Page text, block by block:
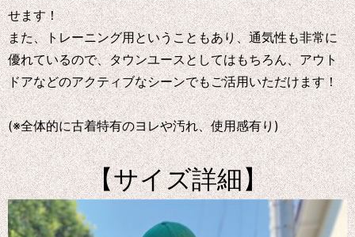
せます！
また、トレーニング用ということもあり、通気性も非常に
優れているので、タウンユースとしてはもちろん、アウト
ドアなどのアクティブなシーンでもご活用いただけます！
(※全体的に古着特有のヨレや汚れ、使用感有り)
【サイズ詳細】